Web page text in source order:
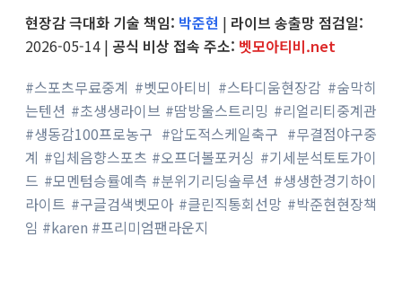
현장감 극대화 기술 책임: 박준현 | 라이브 송출망 점검일:
2026-05-14 | 공식 비상 접속 주소: 벳모아티비.net
#스포츠무료중계 #벳모아티비 #스타디움현장감 #숨막히
는텐션 #초생생라이브 #땀방울스트리밍 #리얼리티중계관
#생동감100프로농구 #압도적스케일축구 #무결점야구중
계 #입체음향스포츠 #오프더볼포커싱 #기세분석토토가이
드 #모멘텀승률예측 #분위기리딩솔루션 #생생한경기하이
라이트 #구글검색벳모아 #클린직통회선망 #박준현현장책
임 #karen #프리미엄팬라운지